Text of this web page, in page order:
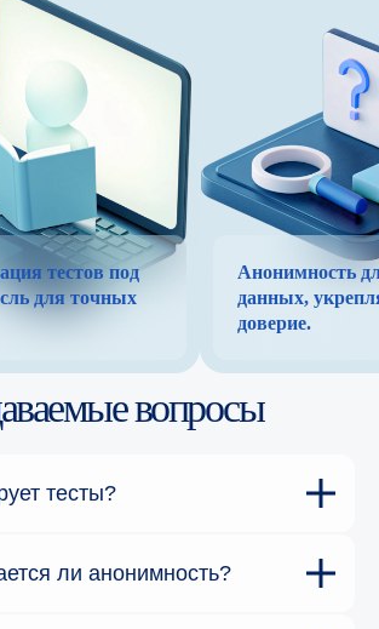
тестов под
для точных
Анонимность
данных,
доверие.
вопросы
тесты?
ли анонимность?